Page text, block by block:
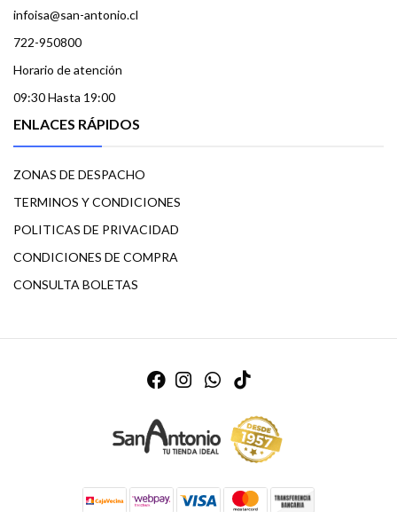
infoisa@san-antonio.cl
722-950800
Horario de atención
09:30 Hasta 19:00
ENLACES RÁPIDOS
ZONAS DE DESPACHO
TERMINOS Y CONDICIONES
POLITICAS DE PRIVACIDAD
CONDICIONES DE COMPRA
CONSULTA BOLETAS